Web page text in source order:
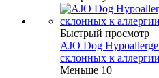
Быстрый просмотр
AJO Dog
склонных к
Меньше 10